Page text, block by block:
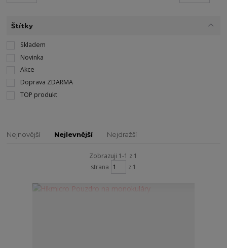
Štítky
Skladem
Novinka
Akce
Doprava ZDARMA
TOP produkt
Nejnovější Nejlevnější Nejdražší
Zobrazuji 1-1 z 1
strana
z 1